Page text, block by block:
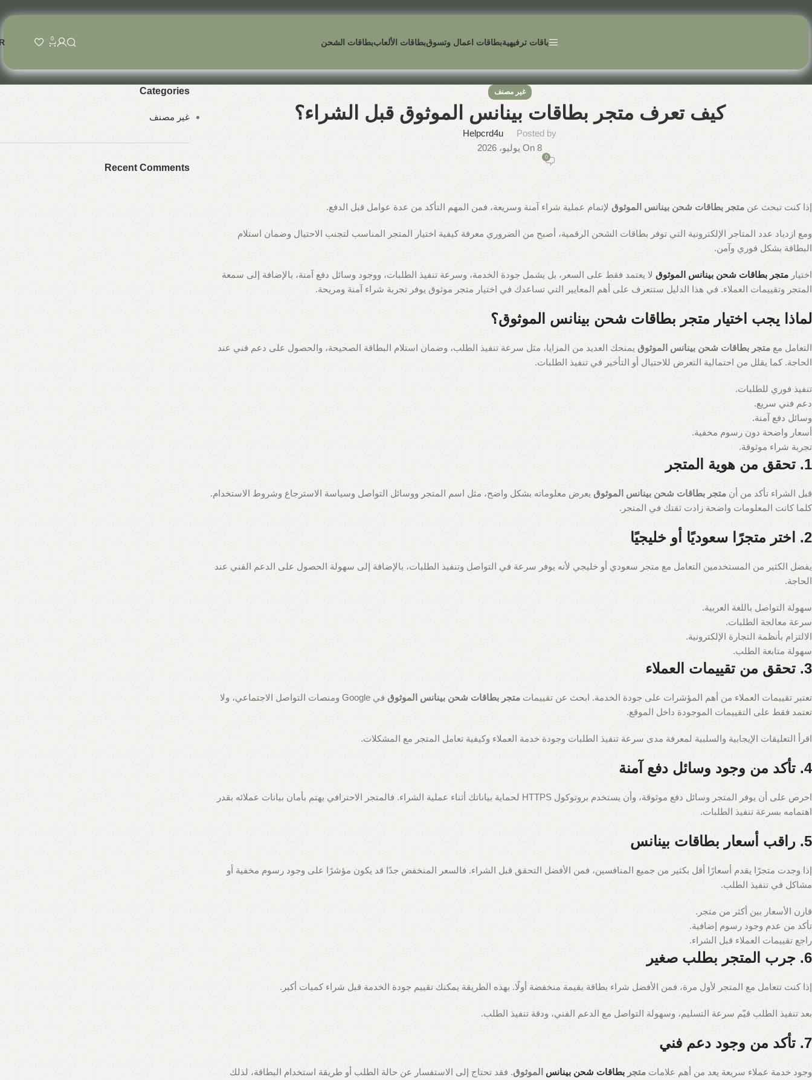
باقات ترفيهيةبطاقات اعمال وتسوقبطاقات الألعاببطاقات الشحن 0
غير مصنف
كيف تعرف متجر بطاقات بينانس الموثوق قبل الشراء؟
Posted by
Helpcrd4u
On 8 يوليو، 2026
0
إذا كنت تبحث عنمتجر بطاقات شحن بينانس الموثوقلإتمام عملية شراء آمنة وسريعة، فمن المهم التأكد من عدة عوامل قبل الدفع.
ومع ازدياد عدد المتاجر الإلكترونية التي توفر بطاقات الشحن الرقمية، أصبح من الضروري معرفة كيفية اختيار المتجر المناسب لتجنب الاحتيال وضمان استلام
البطاقة بشكل فوري وآمن.
اختيارمتجر بطاقات شحن بينانس الموثوق لا يعتمد فقط على السعر، بل يشمل جودة الخدمة، وسرعة تنفيذ الطلبات، ووجود وسائل دفع آمنة، بالإضافة إلى سمعة
المتجر وتقييمات العملاء. في هذا الدليل ستتعرف على أهم المعايير التي تساعدك في اختيار متجر موثوق يوفر تجربة شراء آمنة ومريحة.
لماذا يجب اختيار متجر بطاقات شحن بينانس الموثوق؟
التعامل معمتجر بطاقات شحن بينانس الموثوق يمنحك العديد من المزايا، مثل سرعة تنفيذ الطلب، وضمان استلام البطاقة الصحيحة، والحصول على دعم فني عند
الحاجة. كما يقلل من احتمالية التعرض للاحتيال أو التأخير في تنفيذ الطلبات.
تنفيذ فوري للطلبات.
دعم فني سريع.
وسائل دفع آمنة.
أسعار واضحة دون رسوم مخفية.
تجربة شراء موثوقة.
1. تحقق من هوية المتجر
قبل الشراء تأكد من أن متجر بطاقات شحن بينانس الموثوق يعرض معلوماته بشكل واضح، مثل اسم المتجر ووسائل التواصل وسياسة الاسترجاع وشروط الاستخدام.
كلما كانت المعلومات واضحة زادت ثقتك في المتجر.
2. اختر متجرًا سعوديًا أو خليجيًا
يفضل الكثير من المستخدمين التعامل مع متجر سعودي أو خليجي لأنه يوفر سرعة في التواصل وتنفيذ الطلبات، بالإضافة إلى سهولة الحصول على الدعم الفني عند
الحاجة.
سهولة التواصل باللغة العربية.
سرعة معالجة الطلبات.
الالتزام بأنظمة التجارة الإلكترونية.
سهولة متابعة الطلب.
3. تحقق من تقييمات العملاء
تعتبر تقييمات العملاء من أهم المؤشرات على جودة الخدمة. ابحث عن تقييمات متجر بطاقات شحن بينانس الموثوق
في Google ومنصات التواصل الاجتماعي، ولا
تعتمد فقط على التقييمات الموجودة داخل الموقع.
اقرأ التعليقات الإيجابية والسلبية لمعرفة مدى سرعة تنفيذ الطلبات وجودة خدمة العملاء وكيفية تعامل المتجر مع المشكلات.
4. تأكد من وجود وسائل دفع آمنة
احرص على أن يوفر المتجر وسائل دفع موثوقة، وأن يستخدم بروتوكول HTTPS لحماية بياناتك أثناء عملية الشراء. فالمتجر الاحترافي يهتم بأمان بيانات عملائه بقدر
اهتمامه بسرعة تنفيذ الطلبات.
5. راقب أسعار بطاقات بينانس
إذا وجدت متجرًا يقدم أسعارًا أقل بكثير من جميع المنافسين، فمن الأفضل التحقق قبل الشراء. فالسعر المنخفض جدًا قد يكون مؤشرًا على وجود رسوم مخفية أو
مشاكل في تنفيذ الطلب.
قارن الأسعار بين أكثر من متجر.
تأكد من عدم وجود رسوم إضافية.
راجع تقييمات العملاء قبل الشراء.
6. جرب المتجر بطلب صغير
إذا كنت تتعامل مع المتجر لأول مرة، فمن الأفضل شراء بطاقة بقيمة منخفضة أولًا. بهذه الطريقة يمكنك تقييم جودة الخدمة قبل شراء كميات أكبر.
بعد تنفيذ الطلب قيّم سرعة التسليم، وسهولة التواصل مع الدعم الفني، ودقة تنفيذ الطلب.
7. تأكد من وجود دعم فني
وجود خدمة عملاء سريعة يعد من أهم علامات متجربطاقات شحن بينانسالموثوق. فقد تحتاج إلى الاستفسار عن حالة الطلب أو طريقة استخدام البطاقة، لذلك
Categories
غير مصنف
Recent Comments